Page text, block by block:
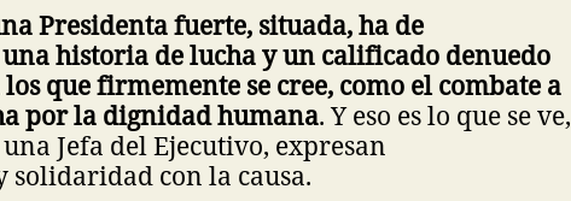
Presidenta fuerte, situada, ha de
historia de lucha y un calificado denuedo
que firmemente se cree, como el combate a
por la dignidad humana. Y eso es lo que se ve,
Jefa del Ejecutivo, expresan
con la causa.